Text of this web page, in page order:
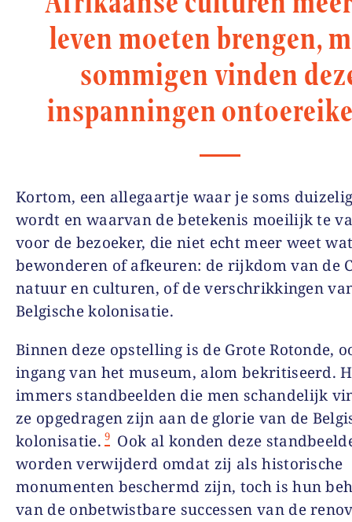
leven moeten brengen,
sommigen vinden
inspanningen
Kortom, een allegaartje waar je soms
wordt en waarvan de betekenis moeilijk te
voor de bezoeker, die niet echt meer weet
bewonderen of afkeuren: de rijkdom van de
natuur en culturen, of de verschrikkingen
Belgische kolonisatie.
Binnen deze opstelling is de Grote Rotonde,
ingang van het museum, alom bekritiseerd.
immers standbeelden die men schandelijk
ze opgedragen zijn aan de glorie van de
kolonisatie. 9 Ook al konden deze
worden verwijderd omdat zij als historische
monumenten beschermd zijn, toch is hun
van de onbetwistbare successen van de